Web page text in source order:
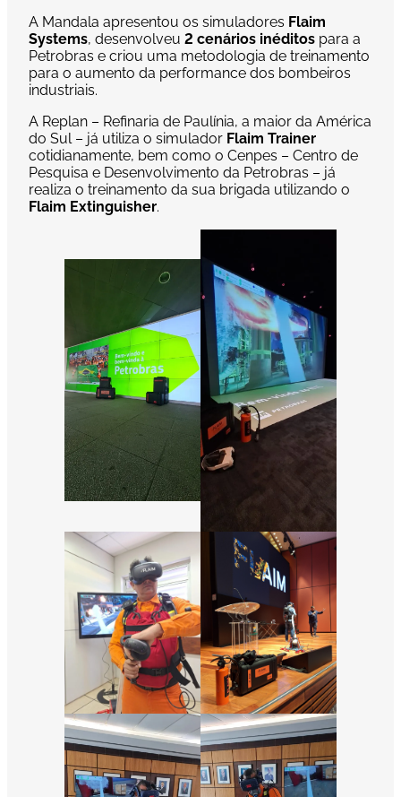
A Mandala apresentou os simuladores Flaim
Systems, desenvolveu 2 cenários inéditos para a
Petrobras e criou uma metodologia de treinamento
para o aumento da performance dos bombeiros
industriais.
A Replan – Refinaria de Paulínia, a maior da América
do Sul – já utiliza o simulador Flaim Trainer
cotidianamente, bem como o Cenpes – Centro de
Pesquisa e Desenvolvimento da Petrobras – já
realiza o treinamento da sua brigada utilizando o
Flaim Extinguisher.